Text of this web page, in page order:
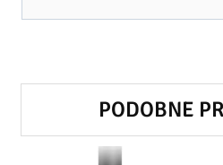
PODOBNE